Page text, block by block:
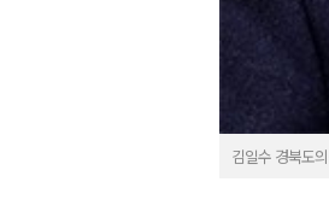
김일수 경북도